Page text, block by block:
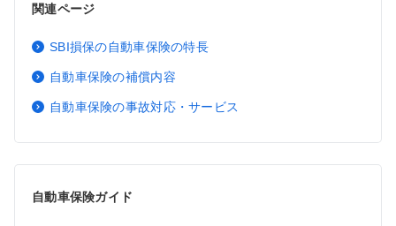
関連ページ
SBI損保の自動車保険の特長
自動車保険の補償内容
自動車保険の事故対応・サービス
自動車保険ガイド